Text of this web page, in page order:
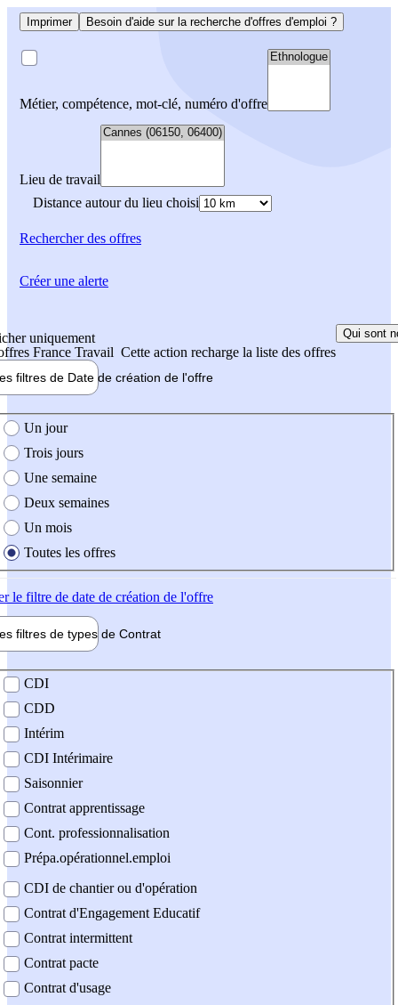
Imprimer Besoin d'aide sur la recherche d'offres d'emploi ?
Métier, compétence, mot-clé, numéro d'offre
Lieu de travail
Distance autour du lieu choisi
Rechercherdes offres
uniquement
France Travail Cette action recharge la liste des offres
Qui sont
filtres de Date de création de l'offre
création de l'offre
Un jour
Trois jours
Une semaine
Deux semaines
Un mois
Toutes les offres
le filtre de date de création de l'offre
filtres de types de Contrat
contrat
CDI
CDD
Intérim
CDI Intérimaire
Saisonnier
Contrat apprentissage
Cont. professionnalisation
Prépa.opérationnel.emploi
CDI de chantier ou d'opération
Contrat d'Engagement Educatif
Contrat intermittent
Contrat pacte
Contrat d'usage
Créer une alerte